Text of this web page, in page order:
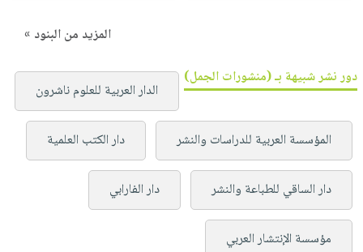
المزيد من البنود »
دور نشر شبيهة بـ (منشورات الجمل)
الدار العربية للعلوم ناشرون
المؤسسة العربية للدراسات والنشر دار الكتب العلمية
دار الساقي للطباعة والنشر دار الفارابي
مؤسسة الإنتشار العربي